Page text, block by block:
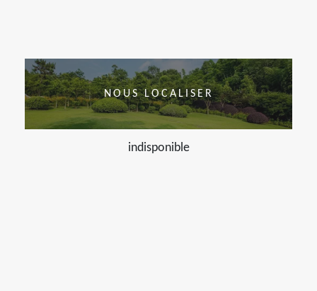
NOUS LOCALISER
indisponible